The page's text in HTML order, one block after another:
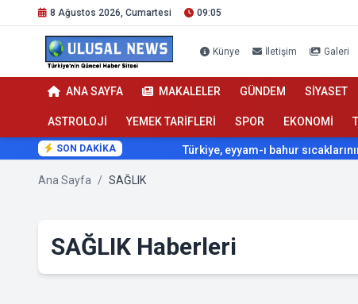
8 Ağustos 2026, Cumartesi 09:05
Künye İletişim Galeri
ANA SAYFA MAKALELER GÜNDEM SİYASET
ASTROLOJİ YEMEK TARİFLERİ SPOR EKONOMİ
SON DAKİKA Türkiye, eyyam-ı bahur sıcaklarının etkisi
Ana Sayfa / SAĞLIK
SAĞLIK Haberleri